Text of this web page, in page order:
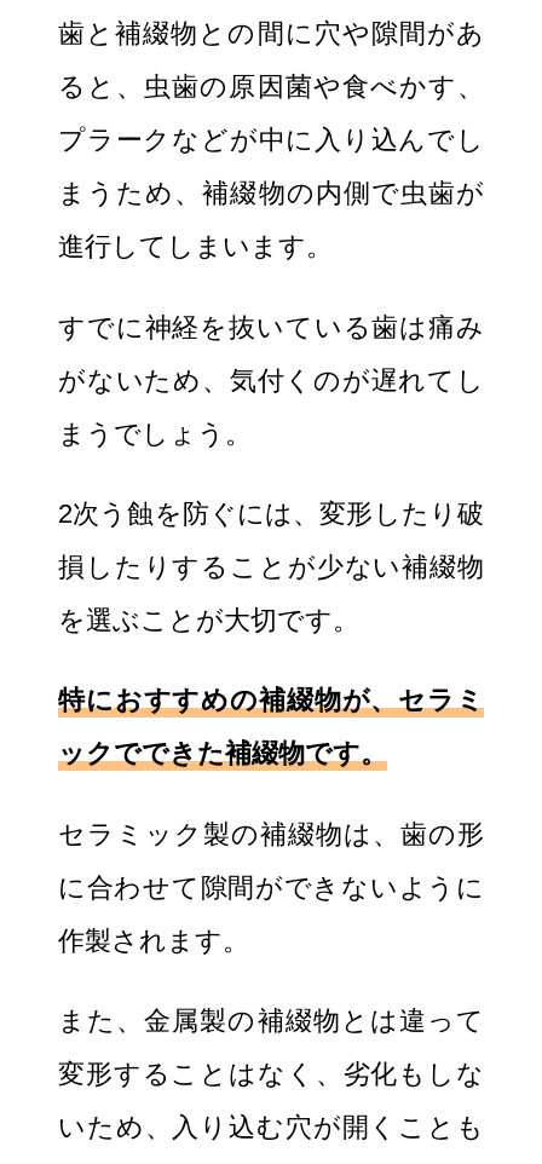
歯と補綴物との間に穴や隙間があ
ると、虫歯の原因菌や食べかす、
プラークなどが中に入り込んでし
まうため、補綴物の内側で虫歯が
進行してしまいます。
すでに神経を抜いている歯は痛み
がないため、気付くのが遅れてし
まうでしょう。
2次う蝕を防ぐには、変形したり破
損したりすることが少ない補綴物
を選ぶことが大切です。
特におすすめの補綴物が、セラミ
ックでできた補綴物です。
セラミック製の補綴物は、歯の形
に合わせて隙間ができないように
作製されます。
また、金属製の補綴物とは違って
変形することはなく、劣化もしな
いため、入り込む穴が開くことも